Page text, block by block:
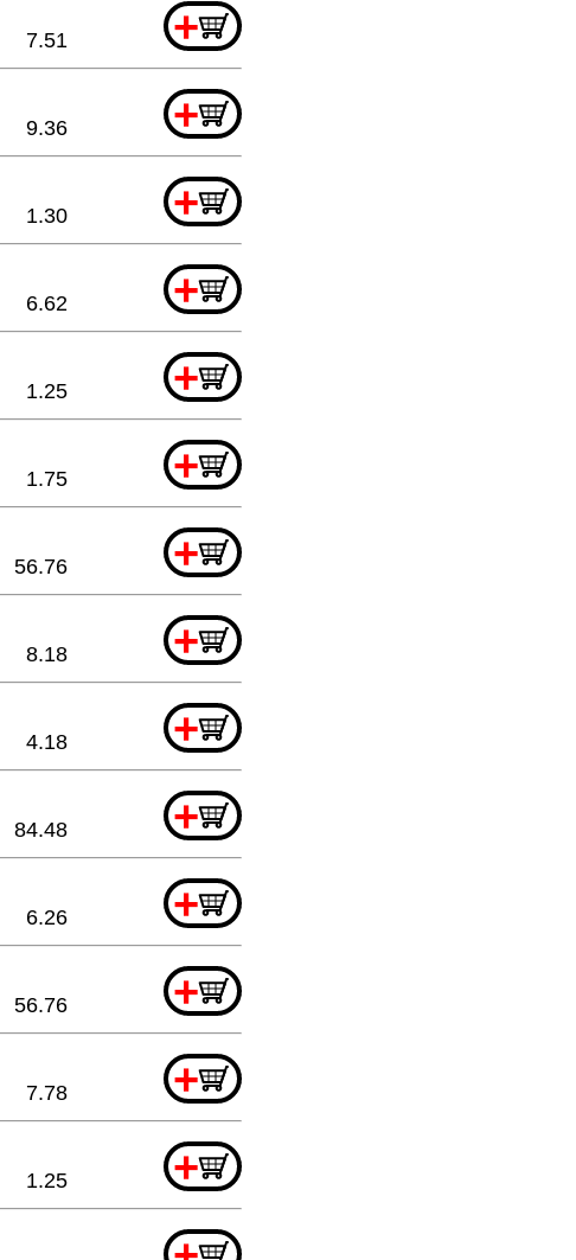
+
7.51
+
9.36
+
1.30
+
6.62
+
1.25
+
1.75
+
56.76
+
8.18
+
4.18
+
84.48
+
6.26
+
56.76
+
7.78
+
1.25